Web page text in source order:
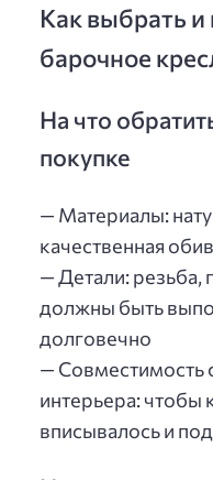
Как выбрать и
барочное
На что
покупке
— Материалы:
качественная
— Детали: резьба,
должны быть
долговечно
— Совместимость
интерьера: чтобы
вписывалось и